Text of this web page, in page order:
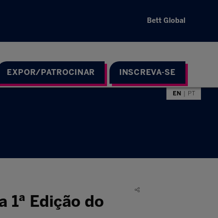
Bett Global
EXPOR/PATROCINAR INSCREVA-SE
EN PT
1ª Edição do